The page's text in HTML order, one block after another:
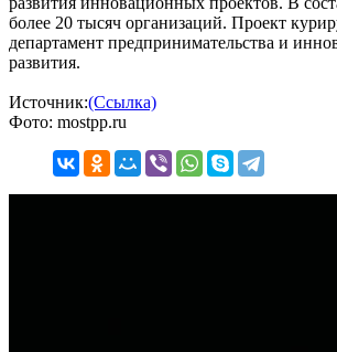
более 20 тысяч организаций. Проект
департамент предпринимательства и
развития.
Источник:(Ссылка)
Фото: mostpp.ru